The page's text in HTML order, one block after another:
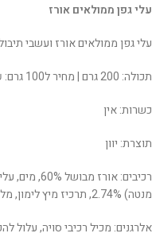
עלי גפן ממולאים אורז
עלי גפן ממולאים אורז ועשבי
תכולה: 200 גרם | מחיר ל100 גרם: 10.05₪
כשרות: אין
תוצרת: יוון
מנטה) 2.74%, תרכיז מיץ לימון, מלח, מיצוי ירקות ותבלינים, פלפל שחור
אלרגנים: מכיל רכיבי סויה, עלול